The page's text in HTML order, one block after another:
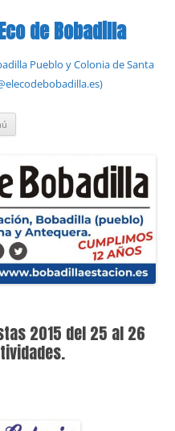
de Bobadilla
Pueblo y Colonia de Santa
2015 del 25 al 26